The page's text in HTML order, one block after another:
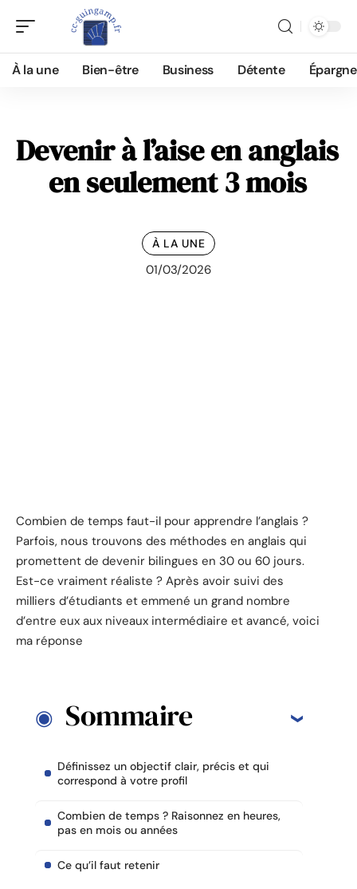
À la une Bien-être Business Détente Épargne
Devenir à l’aise en anglais
en seulement 3 mois
À LA UNE
01/03/2026
Combien de temps faut-il pour apprendre l’anglais ?
Parfois, nous trouvons des méthodes en anglais qui
promettent de devenir bilingues en 30 ou 60 jours.
Est-ce vraiment réaliste ? Après avoir suivi des
milliers d’étudiants et emmené un grand nombre
d’entre eux aux niveaux intermédiaire et avancé, voici
ma réponse
Sommaire
Définissez un objectif clair, précis et qui
correspond à votre profil
Combien de temps ? Raisonnez en heures,
pas en mois ou années
Ce qu’il faut retenir